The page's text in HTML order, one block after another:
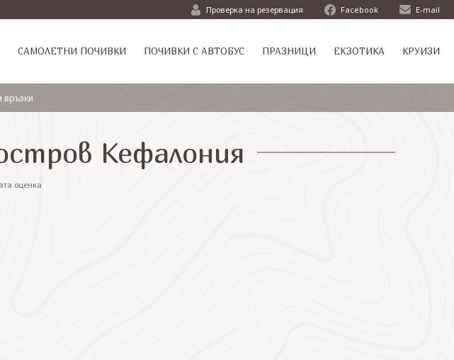
Проверка на резервация Facebook E-mail
САМОЛЕТНИ ПОЧИВКИ ПОЧИВКИ С АВТОБУС ПРАЗНИЦИ ЕКЗОТИКА КРУИЗИ
връзки
Кефалония
оценка